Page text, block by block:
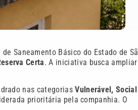
de Saneamento Básico do Estado de
Certa. A iniciativa busca
nas categoriasVulnerável,
prioritária pela companhia. O